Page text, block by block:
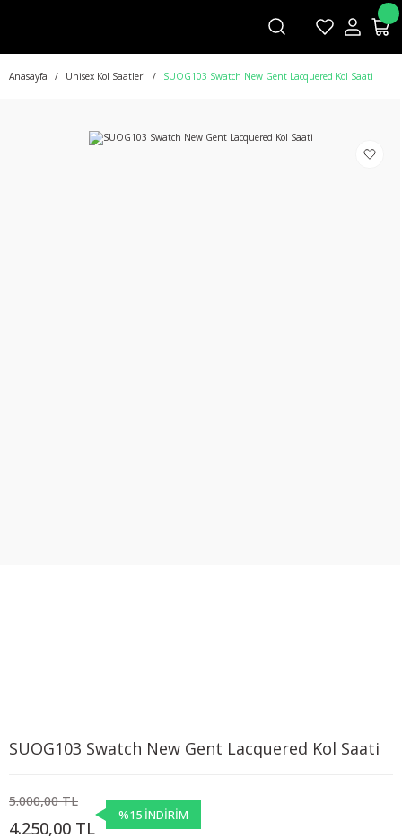
Anasayfa Unisex Kol Saatleri SUOG103 Swatch New Gent Lacquered Kol Saati
SUOG103 Swatch New Gent Lacquered Kol Saati
5.000,00 TL
4.250,00 TL
%15 İNDİRİM